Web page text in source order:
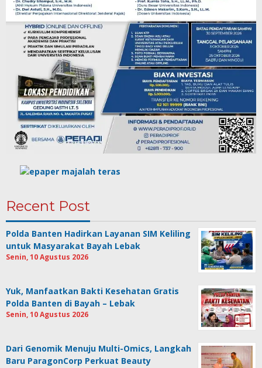
Recent Post
Polda Banten Hadirkan Layanan SIM Keliling
untuk Masyarakat Bayah Lebak
Senin, 10 Agustus 2026
Yuk, Manfaatkan Bakti Kesehatan Gratis
Polda Banten di Bayah – Lebak
Senin, 10 Agustus 2026
Dari Genomik Menuju Multi-Omics, Langkah
Baru ParagonCorp Perkuat Beauty